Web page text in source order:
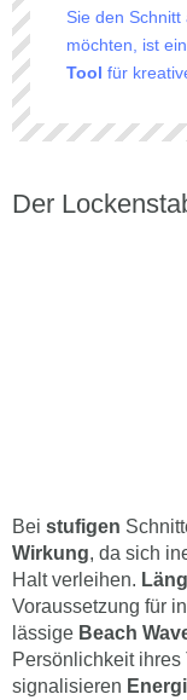
Sie den
möchten, ist
Tool für
Der
Bei stufigen
Wirkung, da sich
Halt verleihen.
Voraussetzung für
lässige Beach
Persönlichkeit
signalisieren